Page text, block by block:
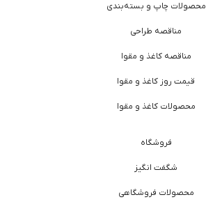
محصولات چاپ و بسته‌بندی
مناقصه طراحی
مناقصه کاغذ و مقوا
قیمت روز کاغذ و مقوا
محصولات کاغذ و مقوا
فروشگاه
شگفت انگیز
محصولات فروشگاهی